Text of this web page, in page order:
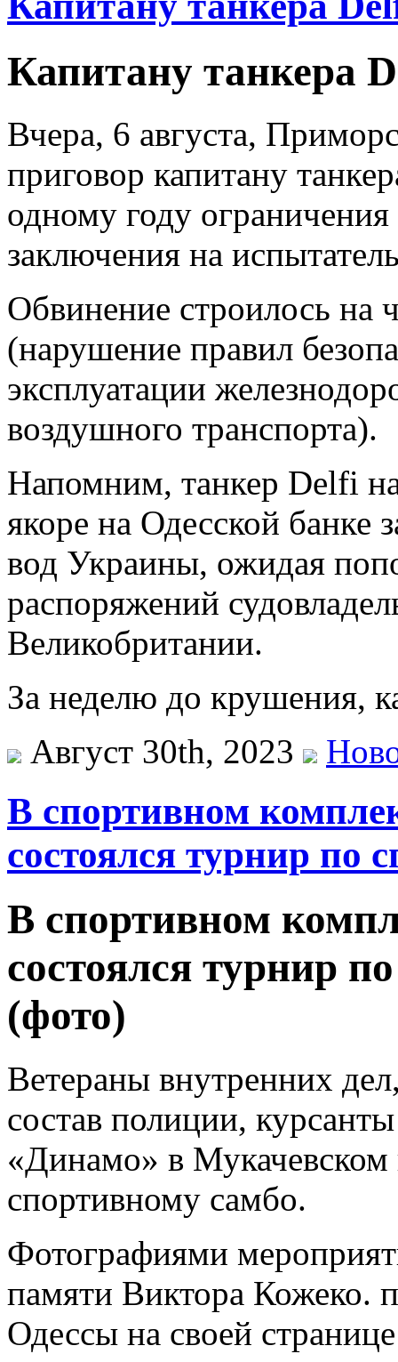
Капитану танкера
Вчера, 6 августа,
приговор капитану
одному году
заключения на
Обвинение строилось
(нарушение правил
эксплуатации
воздушного транспорта).
Напомним, танкер Delfi
якоре на Одесской банке
вод Украины, ожидая
распоряжений
Великобритании.
За неделю до крушения,
Август 30th, 2023
В спортивном
состоялся турнир по
В спортивном
состоялся турнир
(фото)
Ветераны внутренних
состав полиции,
«Динамо» в Мукачевском
спортивному самбо.
Фотографиями
памяти Виктора Кожеко.
Одессы на своей